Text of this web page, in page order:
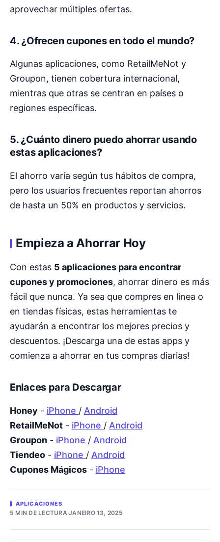
aprovechar múltiples ofertas.
4. ¿Ofrecen cupones en todo el mundo?
Algunas aplicaciones, como RetailMeNot y
Groupon, tienen cobertura internacional,
mientras que otras se centran en países o
regiones específicas.
5. ¿Cuánto dinero puedo ahorrar usando
estas aplicaciones?
El ahorro varía según tus hábitos de compra,
pero los usuarios frecuentes reportan ahorros
de hasta un 50% en productos y servicios.
Empieza a Ahorrar Hoy
Con estas 5 aplicaciones para encontrar
cupones y promociones, ahorrar dinero es más
fácil que nunca. Ya sea que compres en línea o
en tiendas físicas, estas herramientas te
ayudarán a encontrar los mejores precios y
descuentos. ¡Descarga una de estas apps y
comienza a ahorrar en tus compras diarias!
Enlaces para Descargar
Honey - iPhone / Android
RetailMeNot - iPhone / Android
Groupon - iPhone / Android
Tiendeo - iPhone / Android
Cupones Mágicos - iPhone
APLICACIONES
5 MIN DE LECTURA·JANEIRO 13, 2025